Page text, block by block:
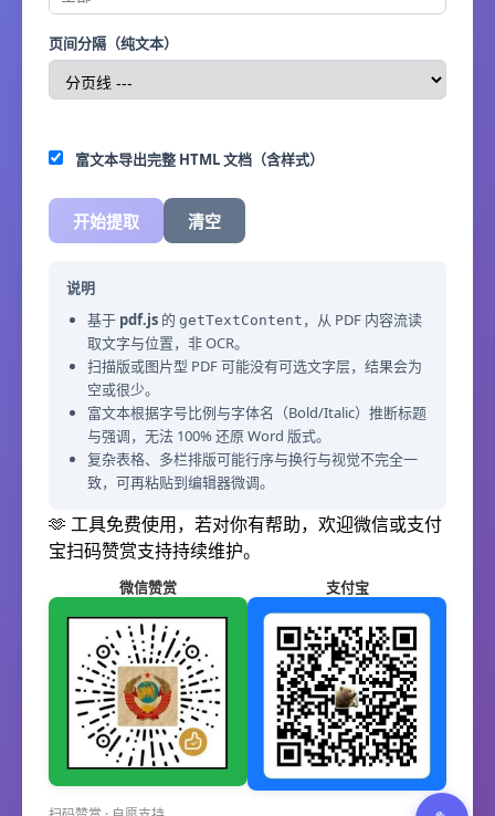
页间分隔（纯文本）
富文本导出完整 HTML 文档（含样式）
开始提取 清空
说明
基于 pdf.js 的getTextContent ，从 PDF 内容流读
取文字与位置，非 OCR。
扫描版或图片型 PDF 可能没有可选文字层，结果会为
空或很少。
富文本根据字号比例与字体名（Bold/Italic）推断标题
与强调，无法 100% 还原 Word 版式。
复杂表格、多栏排版可能行序与换行与视觉不完全一
致，可再粘贴到编辑器微调。
🫶 工具免费使用，若对你有帮助，欢迎微信或支付
宝扫码赞赏支持持续维护。
微信赞赏 支付宝